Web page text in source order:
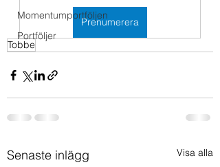
Momentumportföljen
Portföljer
Prenumerera
Tobbe
Senaste inlägg Visa alla